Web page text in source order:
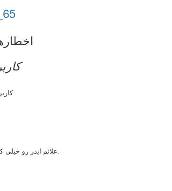
دوست عزیز بهتره شما تاپیک (استرس مبتلا شدن به HIV ) رو بخونی اونجا دوستمون nima علائم ایدز رو خیلی کامل و جامع ذکر کردند.